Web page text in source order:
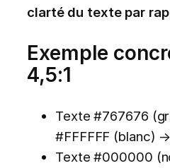
clarté du texte par
Exemple
4,5:1
Texte #767676
#FFFFFF (blanc)
Texte #000000